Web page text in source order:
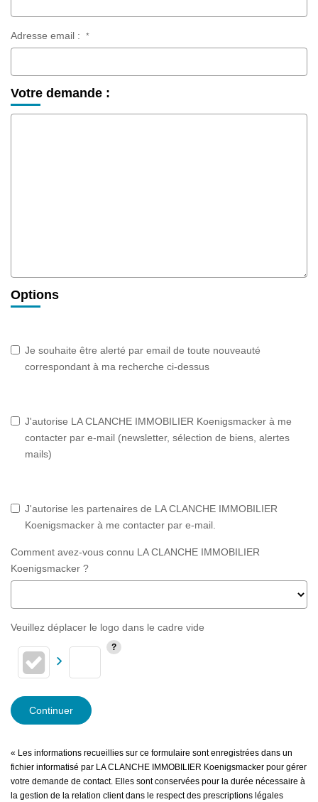
Adresse email : *
Votre demande :
Options
Je souhaite être alerté par email de toute nouveauté
correspondant à ma recherche ci-dessus
J'autorise LA CLANCHE IMMOBILIER Koenigsmacker à me
contacter par e-mail (newsletter, sélection de biens, alertes
mails)
J'autorise les partenaires de LA CLANCHE IMMOBILIER
Koenigsmacker à me contacter par e-mail.
Comment avez-vous connu LA CLANCHE IMMOBILIER
Koenigsmacker ?
Veuillez déplacer le logo dans le cadre vide
Continuer
« Les informations recueillies sur ce formulaire sont enregistrées dans un
fichier informatisé par LA CLANCHE IMMOBILIER Koenigsmacker pour gérer
votre demande de contact. Elles sont conservées pour la durée nécessaire à
la gestion de la relation client dans le respect des prescriptions légales